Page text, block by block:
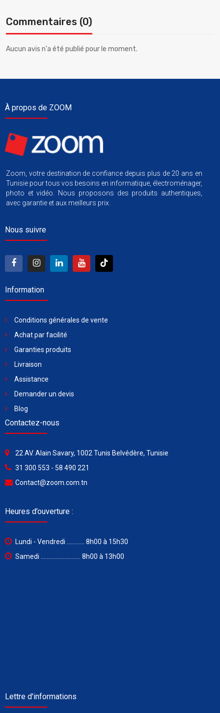
Commentaires (0)
Aucun avis n'a été publié pour le moment.
À propos de ZOOM
Zoom, votre destination de confiance depuis plus de 20 ans en
Tunisie pour tous vos besoins en informatique, électroménager,
photo et vidéo. Nous proposons des produits authentiques,
avec garantie et aux meilleurs prix.
Nous suivre
Information
Conditions générales de vente
Achat par facilité
Garanties produits
Livraison
Assistance
Demander un devis
Blog
Contactez-nous
22 AV. Alain Savary, 1002 Tunis Belvédère, Tunisie
31 300 553 - 58 490 221
Contact@zoom.com.tn
Heures d’ouverture :
Lundi - Vendredi ............ 8h00 à 15h30
Samedi ........................... 8h00 à 13h00
Lettre d'informations